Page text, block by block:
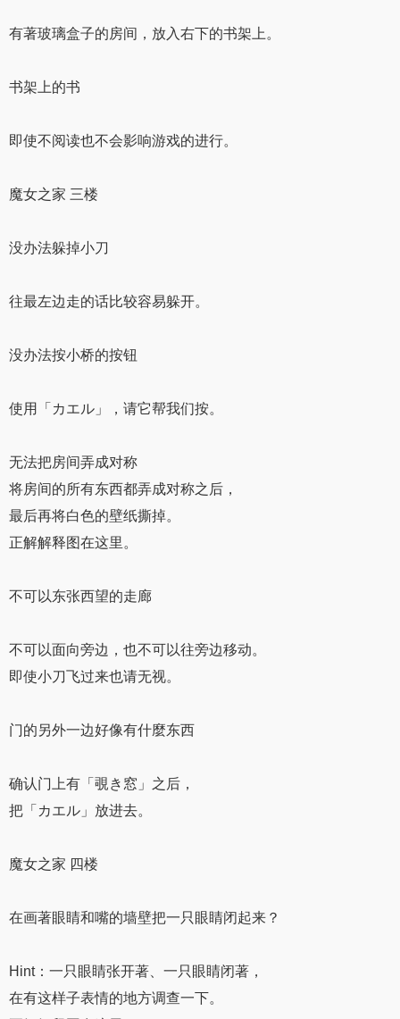
有著玻璃盒子的房间，放入右下的书架上。
书架上的书
即使不阅读也不会影响游戏的进行。
魔女之家 三楼
没办法躲掉小刀
往最左边走的话比较容易躲开。
没办法按小桥的按钮
使用「カエル」，请它帮我们按。
无法把房间弄成对称
将房间的所有东西都弄成对称之后，
最后再将白色的壁纸撕掉。
正解解释图在这里。
不可以东张西望的走廊
不可以面向旁边，也不可以往旁边移动。
即使小刀飞过来也请无视。
门的另外一边好像有什麼东西
确认门上有「覗き窓」之后，
把「カエル」放进去。
魔女之家 四楼
在画著眼睛和嘴的墙壁把一只眼睛闭起来？
Hint：一只眼睛张开著、一只眼睛闭著，
在有这样子表情的地方调查一下。